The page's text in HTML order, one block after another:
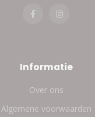
Informatie
Over ons
Algemene voorwaarden